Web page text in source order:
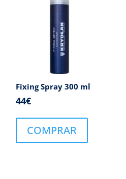
Fixing Spray 300 ml
44€
COMPRAR